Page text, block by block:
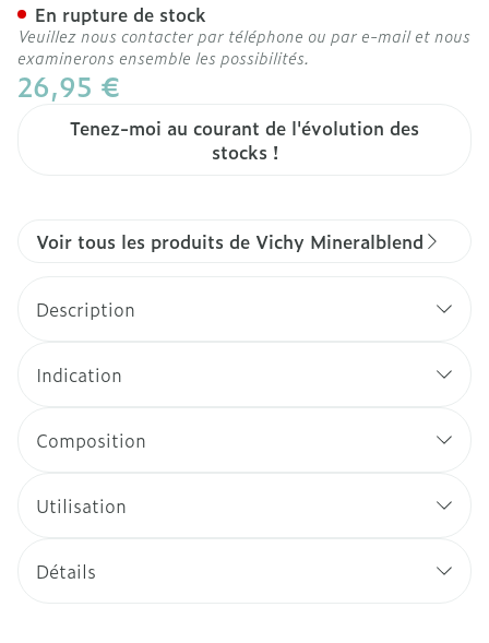
26,95 €
Tenez-moi au courant de l'évolution des
stocks !
En rupture de stock
Veuillez nous contacter par téléphone ou par e-mail et nous
examinerons ensemble les possibilités.
Voir tous les produits de Vichy Mineralblend
Description
Indication
Composition
Utilisation
Détails